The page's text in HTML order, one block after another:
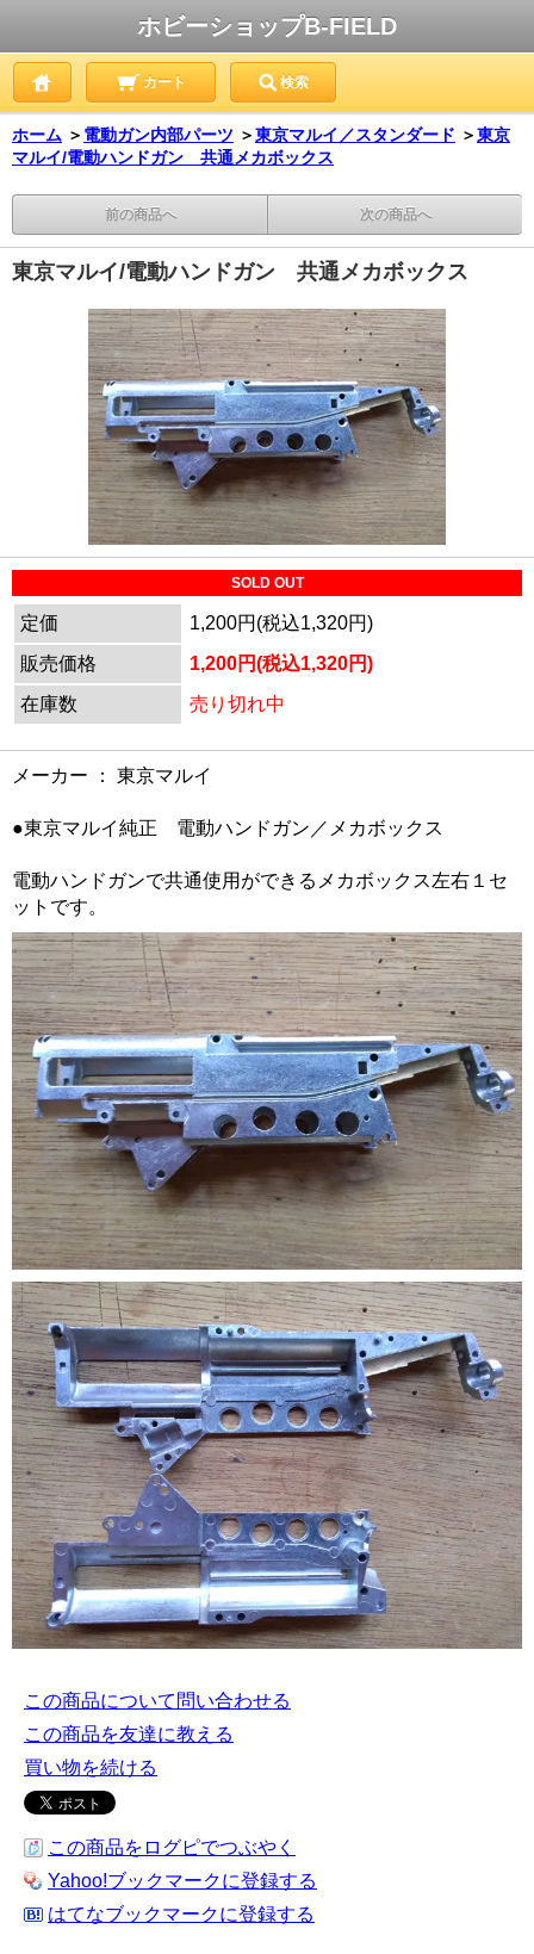
ホビーショップB-FIELD
カート 検索
ホーム ＞ 電動ガン内部パーツ ＞東京マルイ／スタンダード ＞東京
マルイ/電動ハンドガン 共通メカボックス
前の商品へ 次の商品へ
東京マルイ/電動ハンドガン 共通メカボックス
SOLD OUT
定価
1,200円(税込1,320円)
販売価格
1,200円(税込1,320円)
在庫数
売り切れ中
メーカー ： 東京マルイ
●東京マルイ純正 電動ハンドガン／メカボックス
電動ハンドガンで共通使用ができるメカボックス左右１セ
ットです。
この商品について問い合わせる
この商品を友達に教える
買い物を続ける
この商品をログピでつぶやく
Yahoo!ブックマークに登録する
はてなブックマークに登録する